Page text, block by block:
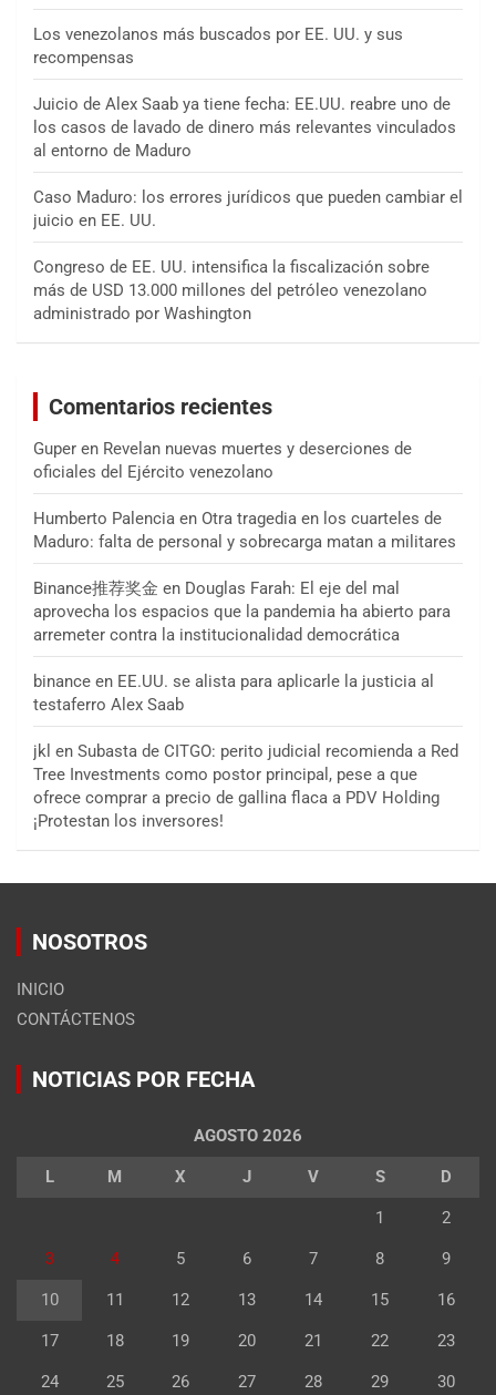
Los venezolanos más buscados por EE. UU. y sus
recompensas
Juicio de Alex Saab ya tiene fecha: EE.UU. reabre uno de
los casos de lavado de dinero más relevantes vinculados
al entorno de Maduro
Caso Maduro: los errores jurídicos que pueden cambiar el
juicio en EE. UU.
Congreso de EE. UU. intensifica la fiscalización sobre
más de USD 13.000 millones del petróleo venezolano
administrado por Washington
Comentarios recientes
Guper en Revelan nuevas muertes y deserciones de
oficiales del Ejército venezolano
Humberto Palencia en Otra tragedia en los cuarteles de
Maduro: falta de personal y sobrecarga matan a militares
Binance推荐奖金 en Douglas Farah: El eje del mal
aprovecha los espacios que la pandemia ha abierto para
arremeter contra la institucionalidad democrática
binance en EE.UU. se alista para aplicarle la justicia al
testaferro Alex Saab
jkl en Subasta de CITGO: perito judicial recomienda a Red
Tree Investments como postor principal, pese a que
ofrece comprar a precio de gallina flaca a PDV Holding
¡Protestan los inversores!
NOSOTROS
INICIO
CONTÁCTENOS
NOTICIAS POR FECHA
AGOSTO 2026
L M X J V S D
1 2
3 4 5 6 7 8 9
10 11 12 13 14 15 16
17 18 19 20 21 22 23
24 25 26 27 28 29 30